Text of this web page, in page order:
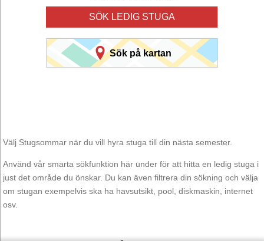
SÖK LEDIG STUGA
Sök på kartan
Välj Stugsommar när du vill hyra stuga till din nästa semester.
Använd vår smarta sökfunktion här under för att hitta en ledig stuga i
just det område du önskar. Du kan även filtrera din sökning och välja
om stugan exempelvis ska ha havsutsikt, pool, diskmaskin, internet
osv.